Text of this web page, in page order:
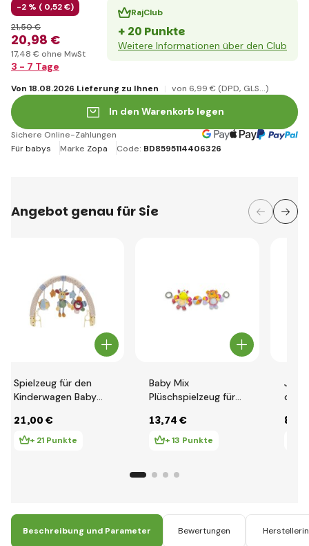
-2 % ( 0,52 €)
20,98 €
21,50 €
17,48 € ohne MwSt
RajClub
+ 20 Punkte
Weitere Informationen über den Club
3 - 7 Tage
Von 18.08.2026 Lieferung zu Ihnen von 6,99 € (DPD, GLS...)
In den Warenkorb legen
Sichere Online-Zahlungen
Für babys
Marke Zopa Code: BD8595114406326
Angebot genau für Sie
Spielzeug für den
Kinderwagen Baby
und Sterne
21,00 €
+ 21 Punkte
Baby Mix
Plüschspielzeug für
Nilpferd und Äffchen
13,74 €
+ 13 Punkte
den
8
Beschreibung und Parameter Bewertungen